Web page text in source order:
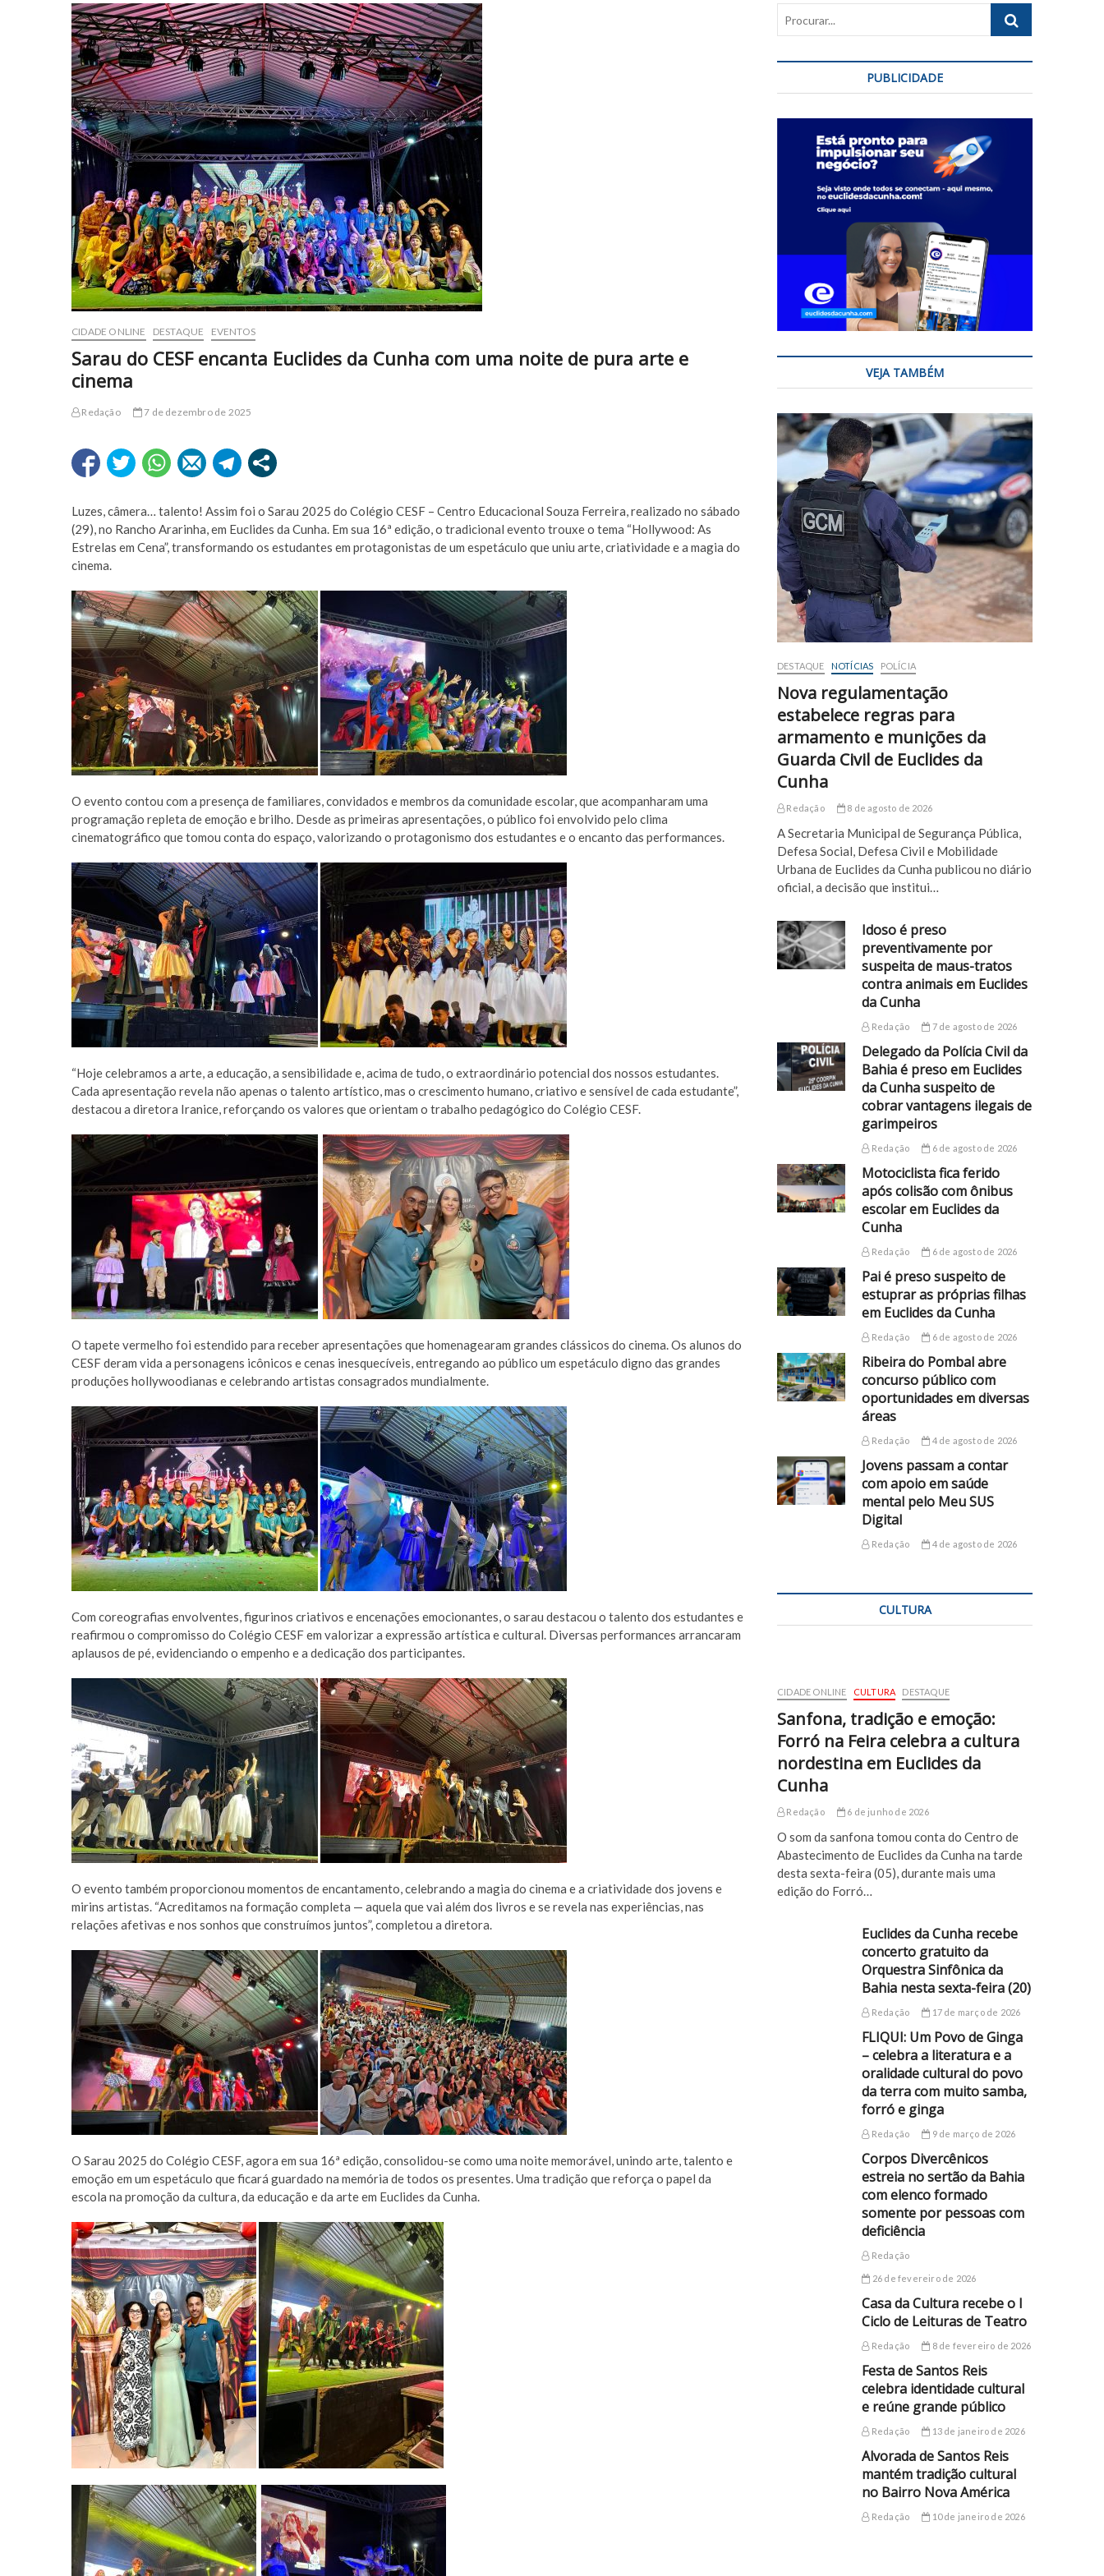
CIDADE ONLINE DESTAQUE EVENTOS
Sarau do CESF encanta Euclides da Cunha com uma noite de pura arte e
cinema
Redação 7 de dezembro de 2025
Luzes, câmera… talento! Assim foi o Sarau 2025 do Colégio CESF – Centro Educacional Souza Ferreira, realizado no sábado
(29), no Rancho Ararinha, em Euclides da Cunha. Em sua 16ª edição, o tradicional evento trouxe o tema “Hollywood: As
Estrelas em Cena”, transformando os estudantes em protagonistas de um espetáculo que uniu arte, criatividade e a magia do
cinema.
O evento contou com a presença de familiares, convidados e membros da comunidade escolar, que acompanharam uma
programação repleta de emoção e brilho. Desde as primeiras apresentações, o público foi envolvido pelo clima
cinematográfico que tomou conta do espaço, valorizando o protagonismo dos estudantes e o encanto das performances.
“Hoje celebramos a arte, a educação, a sensibilidade e, acima de tudo, o extraordinário potencial dos nossos estudantes.
Cada apresentação revela não apenas o talento artístico, mas o crescimento humano, criativo e sensível de cada estudante”,
destacou a diretora Iranice, reforçando os valores que orientam o trabalho pedagógico do Colégio CESF.
O tapete vermelho foi estendido para receber apresentações que homenagearam grandes clássicos do cinema. Os alunos do
CESF deram vida a personagens icônicos e cenas inesquecíveis, entregando ao público um espetáculo digno das grandes
produções hollywoodianas e celebrando artistas consagrados mundialmente.
Com coreografias envolventes, figurinos criativos e encenações emocionantes, o sarau destacou o talento dos estudantes e
reafirmou o compromisso do Colégio CESF em valorizar a expressão artística e cultural. Diversas performances arrancaram
aplausos de pé, evidenciando o empenho e a dedicação dos participantes.
O evento também proporcionou momentos de encantamento, celebrando a magia do cinema e a criatividade dos jovens e
mirins artistas. “Acreditamos na formação completa — aquela que vai além dos livros e se revela nas experiências, nas
relações afetivas e nos sonhos que construímos juntos”, completou a diretora.
O Sarau 2025 do Colégio CESF, agora em sua 16ª edição, consolidou-se como uma noite memorável, unindo arte, talento e
emoção em um espetáculo que ficará guardado na memória de todos os presentes. Uma tradição que reforça o papel da
escola na promoção da cultura, da educação e da arte em Euclides da Cunha.
Procurar...
PUBLICIDADE
VEJA TAMBÉM
DESTAQUE NOTÍCIAS POLÍCIA
Nova regulamentação
estabelece regras para
armamento e munições da
Guarda Civil de Euclides da
Cunha
Redação 8 de agosto de 2026
A Secretaria Municipal de Segurança Pública,
Defesa Social, Defesa Civil e Mobilidade
Urbana de Euclides da Cunha publicou no diário
oficial, a decisão que institui…
Idoso é preso
preventivamente por
suspeita de maus-tratos
contra animais em Euclides
da Cunha
Redação 7 de agosto de 2026
Delegado da Polícia Civil da
Bahia é preso em Euclides
da Cunha suspeito de
cobrar vantagens ilegais de
garimpeiros
Redação 6 de agosto de 2026
Motociclista fica ferido
após colisão com ônibus
escolar em Euclides da
Cunha
Redação 6 de agosto de 2026
Pai é preso suspeito de
estuprar as próprias filhas
em Euclides da Cunha
Redação 6 de agosto de 2026
Ribeira do Pombal abre
concurso público com
oportunidades em diversas
áreas
Redação 4 de agosto de 2026
Jovens passam a contar
com apoio em saúde
mental pelo Meu SUS
Digital
Redação 4 de agosto de 2026
CULTURA
CIDADE ONLINE CULTURA DESTAQUE
Sanfona, tradição e emoção:
Forró na Feira celebra a cultura
nordestina em Euclides da
Cunha
Redação 6 de junho de 2026
O som da sanfona tomou conta do Centro de
Abastecimento de Euclides da Cunha na tarde
desta sexta-feira (05), durante mais uma
edição do Forró…
Euclides da Cunha recebe
concerto gratuito da
Orquestra Sinfônica da
Bahia nesta sexta-feira (20)
Redação 17 de março de 2026
FLIQUI: Um Povo de Ginga
– celebra a literatura e a
oralidade cultural do povo
da terra com muito samba,
forró e ginga
Redação 9 de março de 2026
Corpos Divercênicos
estreia no sertão da Bahia
com elenco formado
somente por pessoas com
deficiência
Redação
26 de fevereiro de 2026
Casa da Cultura recebe o I
Ciclo de Leituras de Teatro
Redação 8 de fevereiro de 2026
Festa de Santos Reis
celebra identidade cultural
e reúne grande público
Redação 13 de janeiro de 2026
Alvorada de Santos Reis
mantém tradição cultural
no Bairro Nova América
Redação 10 de janeiro de 2026